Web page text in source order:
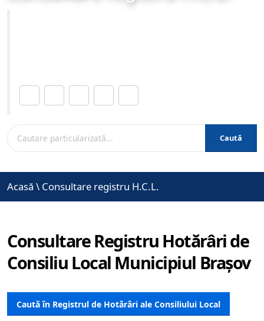
Caută
Acasă \ Consultare registru H.C.L.
Consultare Registru Hotărâri de
Consiliu Local Municipiul Brașov
Caută în Registrul de Hotărâri ale Consiliului Local